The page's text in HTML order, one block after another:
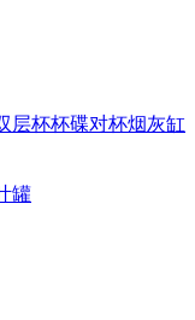
层杯杯碟对杯烟灰缸
罐